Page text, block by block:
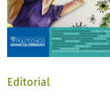
Editorial